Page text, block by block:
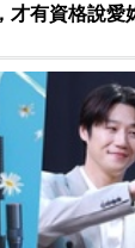
有資格說愛